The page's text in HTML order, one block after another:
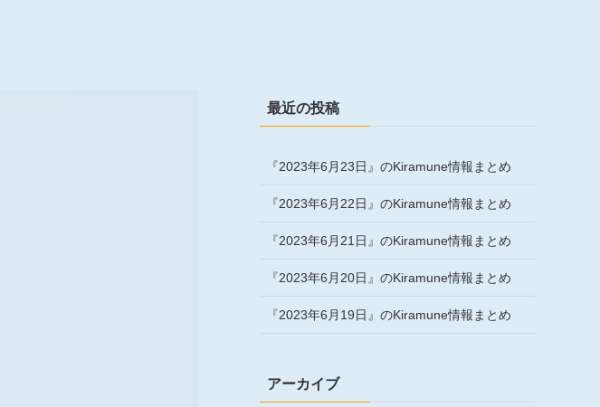
最近の投稿
『2023年6月23日』のKiramune情報まとめ
『2023年6月22日』のKiramune情報まとめ
『2023年6月21日』のKiramune情報まとめ
『2023年6月20日』のKiramune情報まとめ
『2023年6月19日』のKiramune情報まとめ
アーカイブ